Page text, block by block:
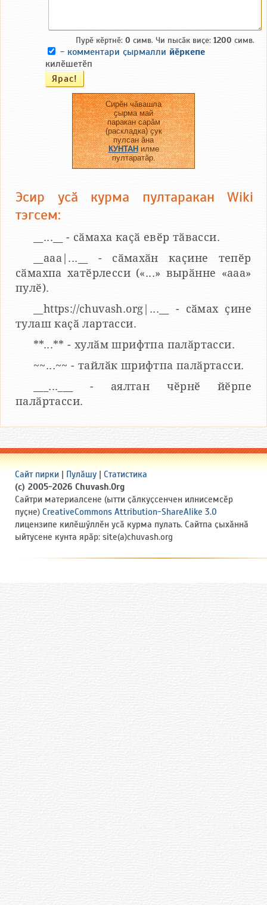
Пурӗ кӗртнӗ: 0 симв. Чи пысӑк виҫе: 1200 симв.
- комментари ҫырмалли йӗркепе
килӗшетӗп
Сирӗн чӑвашла
ҫырма май
паракан сарӑм
(раскладка) ҫук
пулсан ӑна
КУНТАНилме
пултаратӑр.
Эсир усӑ курма пултаракан Wiki
тэгсем:
__...__ - сӑмаха каҫӑ евӗр тӑвасси.
__aaa|...__ - сӑмахӑн каҫине тепӗр
сӑмахпа хатӗрлесси («...» вырӑнне «ааа»
пулӗ).
__https://chuvash.org|...__ - сӑмах ҫине
тулаш каҫӑ лартасси.
**...** - хулӑм шрифтпа палӑртасси.
~~...~~ - тайлӑк шрифтпа палӑртасси.
___...___ - аялтан чӗрнӗ йӗрпе
палӑртасси.
Сайт пирки | Пулӑшу | Статистика
(c) 2005-2026 Chuvash.Org
Сайтри материалсене (ытти ҫӑлкуҫсенчен илнисемсӗр
пуҫне) CreativeCommons Attribution-ShareAlike 3.0
лицензипе килӗшӳллӗн усӑ курма пулать. Сайтпа ҫыхӑннӑ
ыйтусене кунта ярӑр: site(a)chuvash.org